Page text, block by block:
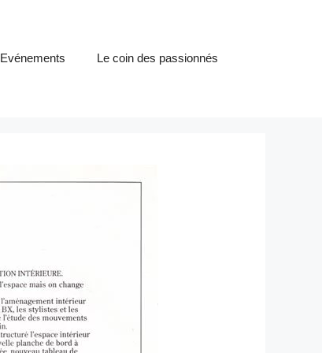
Evénements Le coin des passionnés